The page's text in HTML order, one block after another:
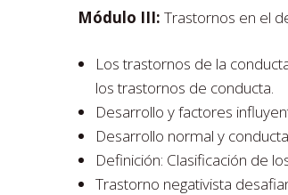
Módulo III: Trastornos en el
Los trastornos de la
los trastornos de conducta.
Desarrollo y factores
Desarrollo normal y
Definición: Clasificación de
Trastorno negativista